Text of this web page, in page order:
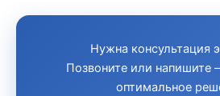
Нужна консультация
Позвоните или
оптимальное